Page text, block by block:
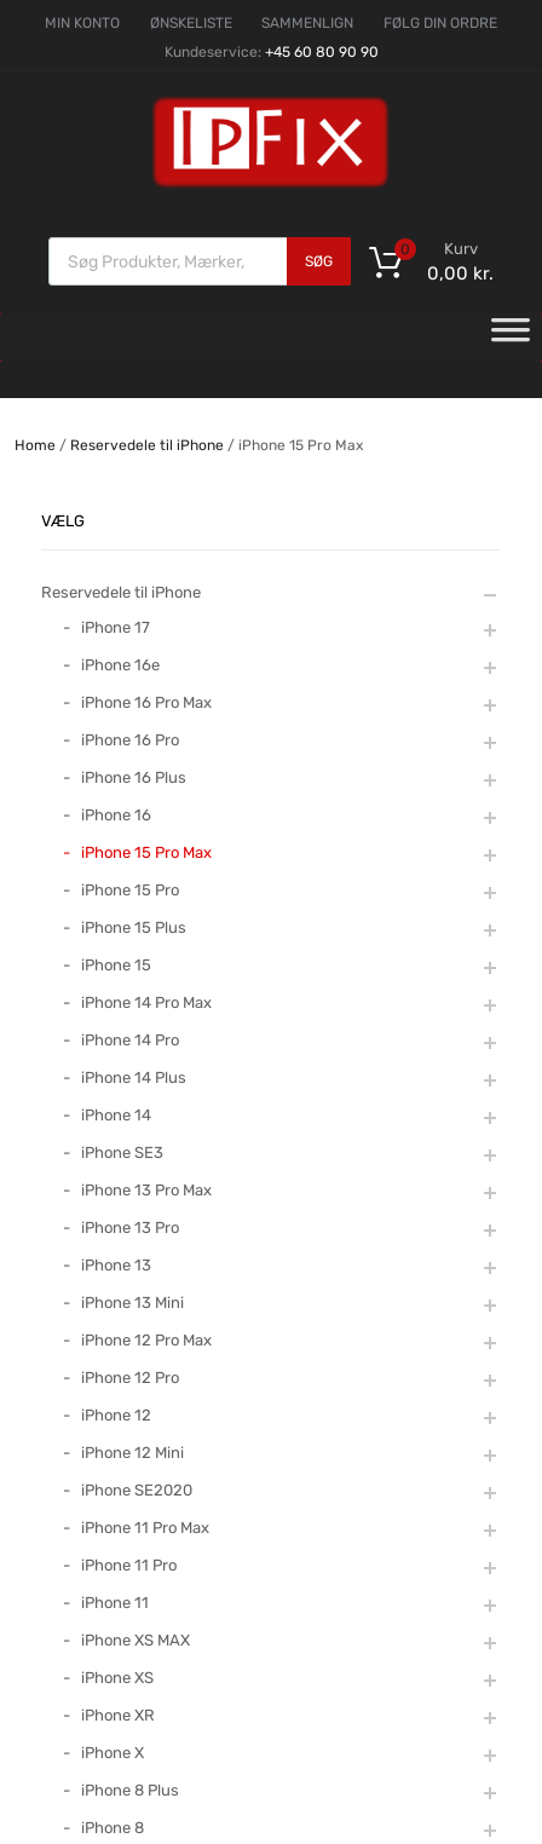
MIN KONTO ØNSKELISTE SAMMENLIGN
FØLG DIN ORDRE
Kundeservice: +45 60 80 90 90
SØG
Kurv
0,00 kr.
0
Home/ Reservedele til iPhone/ iPhone 15 Pro Max
VÆLG
Reservedele til iPhone
iPhone 17
iPhone 16e
iPhone 16 Pro Max
iPhone 16 Pro
iPhone 16 Plus
iPhone 16
iPhone 15 Pro Max
iPhone 15 Pro
iPhone 15 Plus
iPhone 15
iPhone 14 Pro Max
iPhone 14 Pro
iPhone 14 Plus
iPhone 14
iPhone SE3
iPhone 13 Pro Max
iPhone 13 Pro
iPhone 13
iPhone 13 Mini
iPhone 12 Pro Max
iPhone 12 Pro
iPhone 12
iPhone 12 Mini
iPhone SE2020
iPhone 11 Pro Max
iPhone 11 Pro
iPhone 11
iPhone XS MAX
iPhone XS
iPhone XR
iPhone X
iPhone 8 Plus
iPhone 8